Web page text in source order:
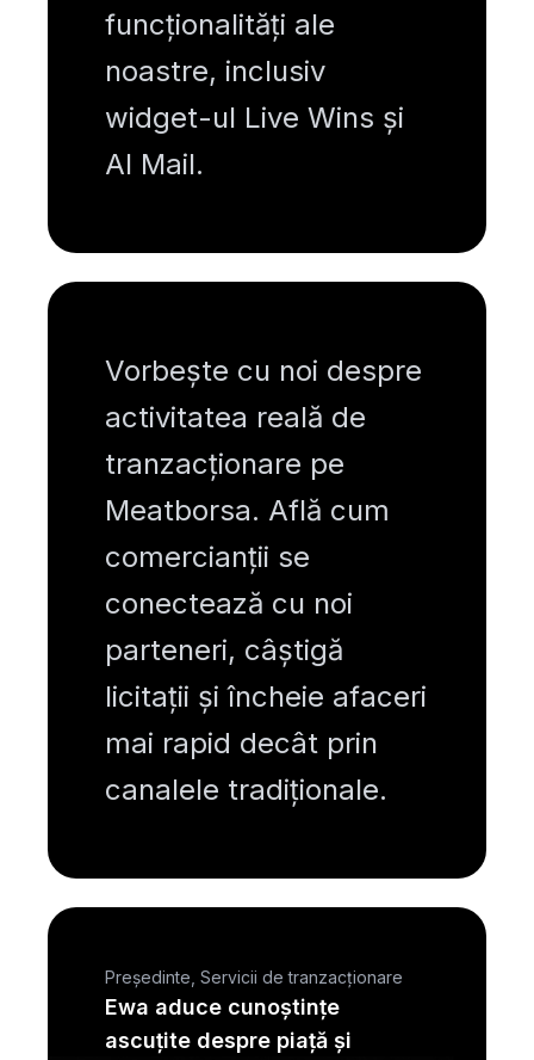
funcționalități ale
noastre, inclusiv
widget-ul Live Wins și
AI Mail.
Vorbește cu noi despre
activitatea reală de
tranzacționare pe
Meatborsa. Află cum
comercianții se
conectează cu noi
parteneri, câștigă
licitații și încheie afaceri
mai rapid decât prin
canalele tradiționale.
Președinte, Servicii de tranzacționare
Ewa aduce cunoștințe
ascuțite despre piață și